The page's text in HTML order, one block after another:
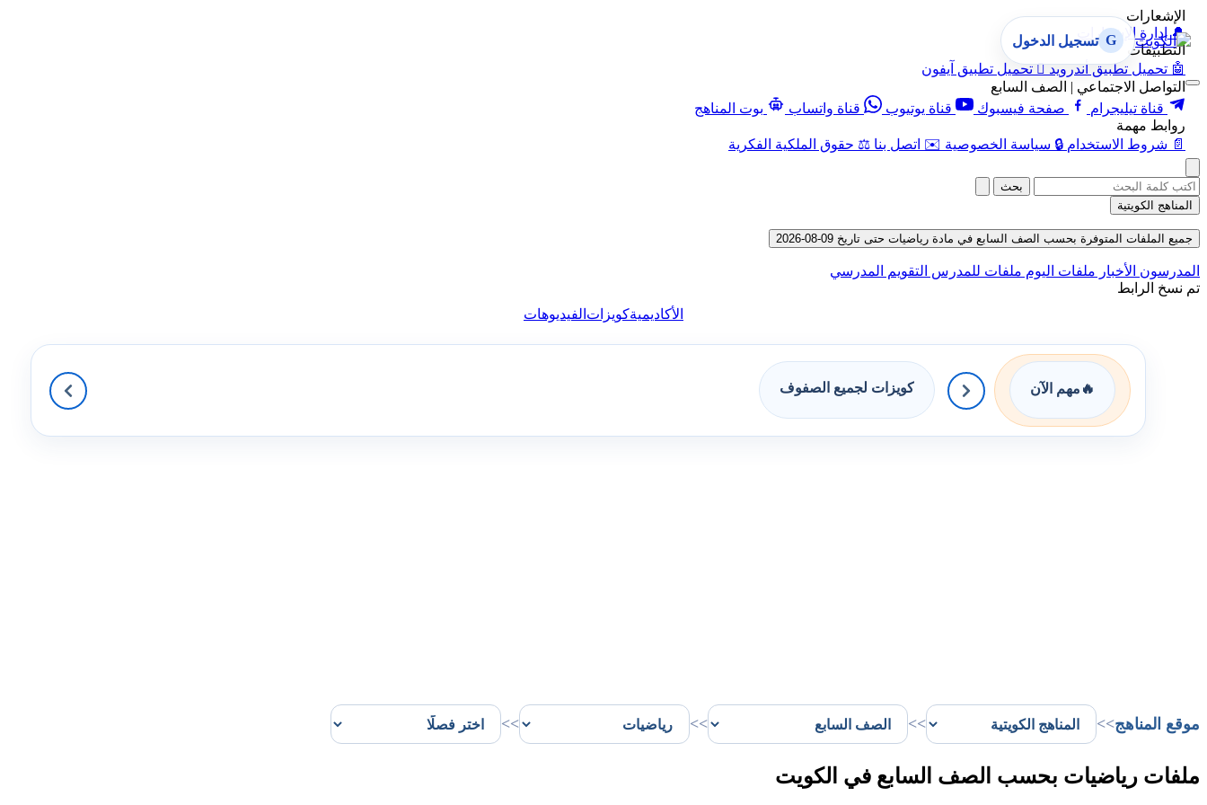
الإشعارات
🔔 إدارة الإشعارات
التطبيقات
🤖 تحميل تطبيق أندرويد  تحميل تطبيق آيفون
التواصل الاجتماعي | الصف السابع
قناة تيليجرام
صفحة فيسبوك قناة يوتيوب قناة واتساب
بوت المناهج
روابط مهمة
📄 شروط الاستخدام 🔒 سياسة الخصوصية ✉️ اتصل بنا ⚖️ حقوق الملكية الفكرية
G تسجيل الدخول
بحث
المناهج الكويتية
جميع الملفات المتوفرة بحسب الصف السابع في مادة رياضيات حتى تاريخ 09-08-2026
المدرسون الأخبار ملفات اليوم ملفات للمدرس التقويم المدرسي
تم نسخ الرابط
الأكاديميةكويزات الفيديوهات
🔥 مهم الآن كويزات لجميع الصفوف
موقع المناهج>>
>>
>>
>>
ملفات رياضيات بحسب الصف السابع في الكويت